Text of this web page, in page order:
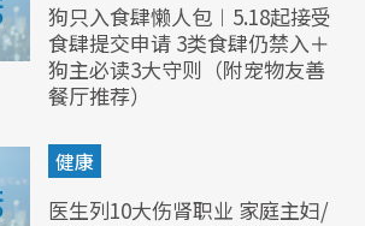
狗只入食肆懒人包︱5.18起接受
食肆提交申请 3类食肆仍禁入＋
狗主必读3大守则（附宠物友善
餐厅推荐）
健康
医生列10大伤肾职业 家庭主妇/